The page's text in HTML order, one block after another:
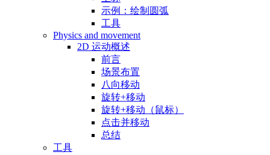
示例：绘制圆弧
工具
Physics and movement
2D 运动概述
前言
场景布置
八向移动
旋转+移动
旋转+移动（鼠标）
点击并移动
总结
工具